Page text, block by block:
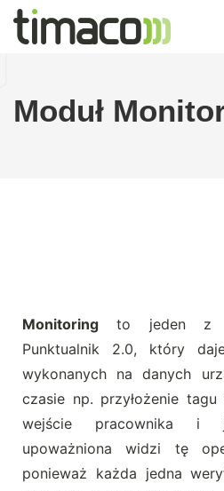
Moduł
Monitoring to jeden z
Punktualnik 2.0, który
wykonanych na danych
czasie np. przyłożenie
wejście pracownika i
upoważniona widzi tę
ponieważ każda jedna